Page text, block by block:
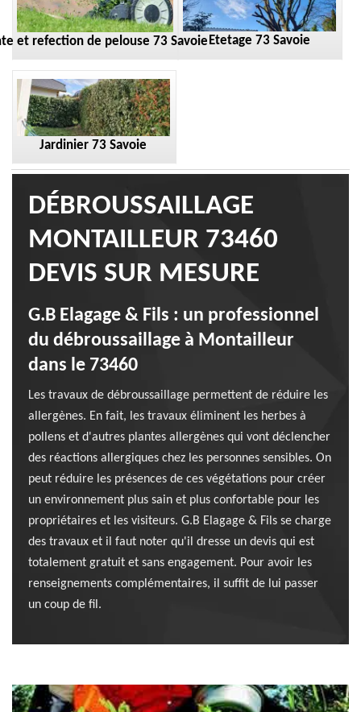
et refection de pelouse 73 Savoie Etetage 73 Savoie
Jardinier 73 Savoie
DÉBROUSSAILLAGE
MONTAILLEUR 73460
DEVIS SUR MESURE
G.B Elagage & Fils : un professionnel
du débroussaillage à Montailleur
dans le 73460
Les travaux de débroussaillage permettent de réduire les
allergènes. En fait, les travaux éliminent les herbes à
pollens et d'autres plantes allergènes qui vont déclencher
des réactions allergiques chez les personnes sensibles. On
peut réduire les présences de ces végétations pour créer
un environnement plus sain et plus confortable pour les
propriétaires et les visiteurs. G.B Elagage & Fils se charge
des travaux et il faut noter qu'il dresse un devis qui est
totalement gratuit et sans engagement. Pour avoir les
renseignements complémentaires, il suffit de lui passer
un coup de fil.